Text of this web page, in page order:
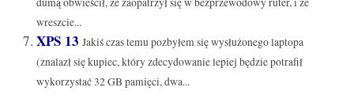
wreszcie...
XPS 13 Jakiś czas temu pozbyłem się wysłużonego laptopa
(znalazł się kupiec, który zdecydowanie lepiej będzie potrafił
wykorzystać 32 GB pamięci, dwa...